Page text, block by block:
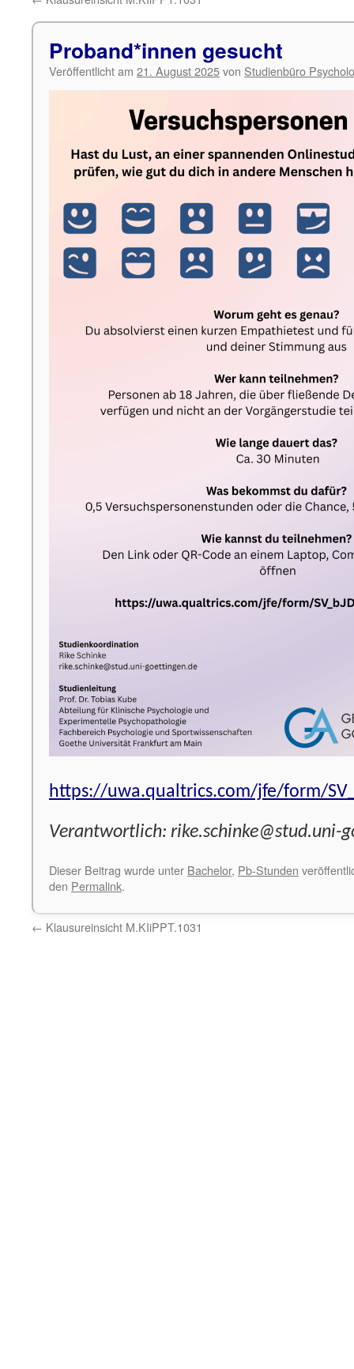
Proband*innen gesucht
Veröffentlicht am 21. August 2025von Studienbüro
https://uwa.qualtrics.com/jfe/form/
Verantwortlich: rike.schinke@stud.uni-
Dieser Beitrag wurde unter Bachelor, Pb-Stunden
den Permalink.
← Klausureinsicht M.KIiPPT.1031